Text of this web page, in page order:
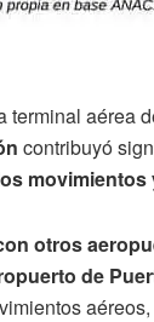
terminal aérea
contribuyó
otros
de